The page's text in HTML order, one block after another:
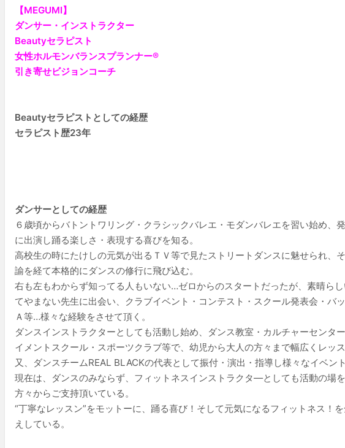
【MEGUMI】
ダンサー・インストラクター
Beautyセラピスト
女性ホルモンバランスプランナー®
引き寄せビジョンコーチ
Beautyセラピストとしての経歴
セラピスト歴23年
ダンサーとしての経歴
６歳頃からバトントワリング・クラシックバレエ・モダンバレエを習い始め、
に出演し踊る楽しさ・表現する喜びを知る。
高校生の時にたけしの元気が出るＴＶ等で見たストリートダンスに魅せられ、
諭を経て本格的にダンスの修行に飛び込む。
右も左もわからず知ってる人もいない…ゼロからのスタートだったが、素晴ら
てやまない先生に出会い、クラブイベント・コンテスト・スクール発表会・バ
Ａ等…様々な経験をさせて頂く。
ダンスインストラクターとしても活動し始め、ダンス教室・カルチャーセンタ
イメントスクール・スポーツクラブ等で、幼児から大人の方々まで幅広くレッス
又、ダンスチームREAL BLACKの代表として振付・演出・指導し様々なイベント
現在は、ダンスのみならず、フィットネスインストラクタ―としても活動の場
方々からご支持頂いている。
“丁寧なレッスン”をモットーに、踊る喜び！そして元気になるフィットネス！
えしている。